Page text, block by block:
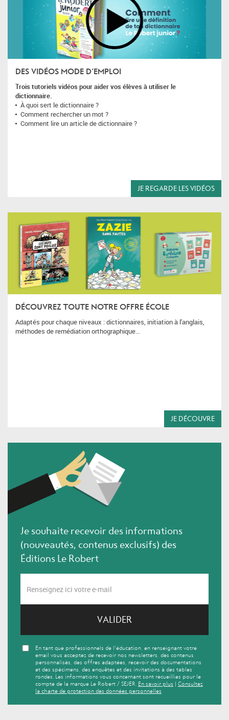
DES VIDÉOS MODE D’EMPLOI
Trois tutoriels vidéos pour aider vos élèves à utiliser le
dictionnaire.
À quoi sert le dictionnaire ?
Comment rechercher un mot ?
Comment lire un article de dictionnaire ?
JE REGARDE LES VIDÉOS
DÉCOUVREZ TOUTE NOTRE OFFRE ÉCOLE
Adaptés pour chaque niveaux : dictionnaires, initiation à l'anglais,
méthodes de remédiation orthographique...
JE DÉCOUVRE
Je souhaite recevoir des informations
(nouveautés, contenus exclusifs) des
Éditions Le Robert
VALIDER
En tant que professionnels de l'éducation, en renseignant votre
email vous acceptez de recevoir nos newsletters, des contenus
personnalisés, des offres adaptées, recevoir des documentations
et des spécimens, des enquêtes et des invitations à des tables
rondes. Les informations vous concernant sont recueillies pour le
compte de la marque Le Robert / SEJER. En savoir plus | Consultez
la charte de protection des données personnelles